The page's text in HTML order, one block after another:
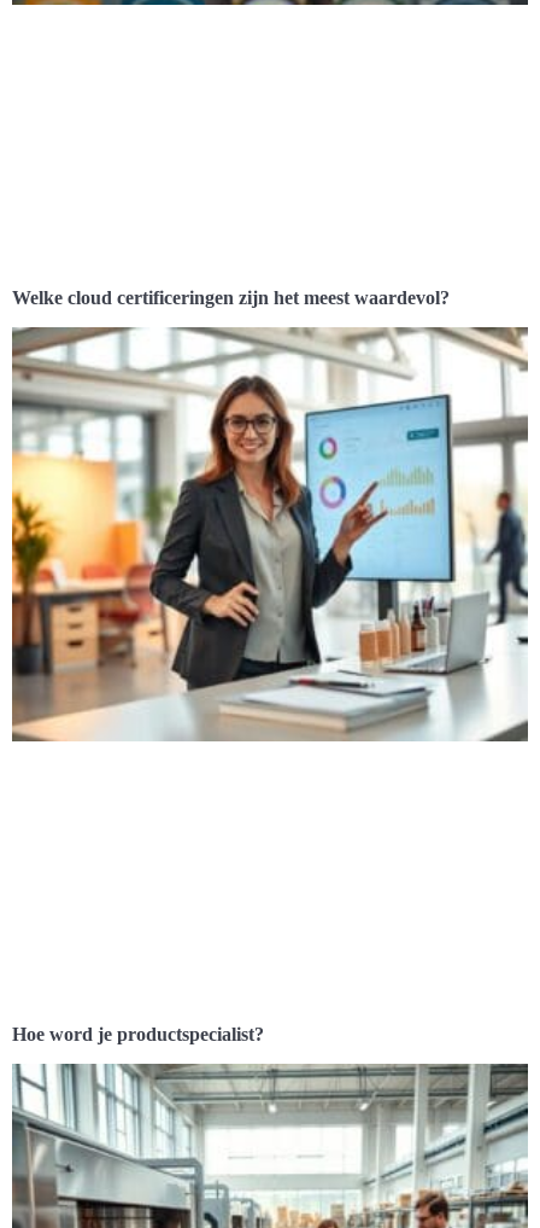
Welke cloud certificeringen zijn het meest waardevol?
Hoe word je productspecialist?